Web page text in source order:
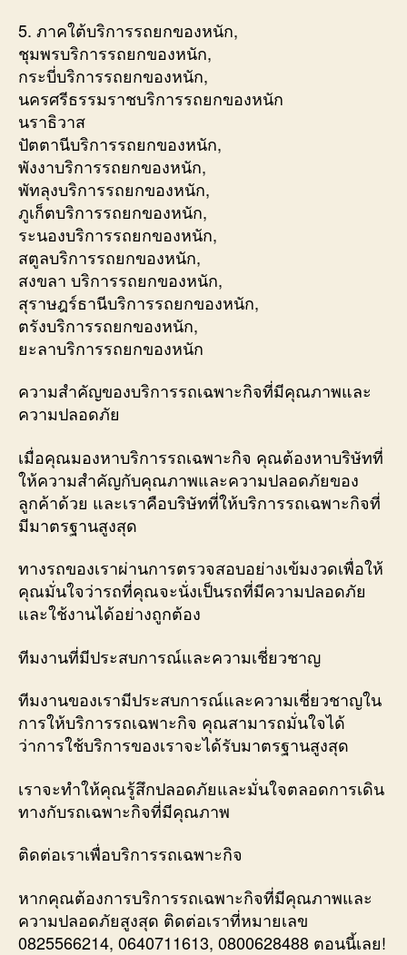
5. ภาคใต้บริการรถยกของหนัก,
ชุมพรบริการรถยกของหนัก,
กระบี่บริการรถยกของหนัก,
นครศรีธรรมราชบริการรถยกของหนัก
นราธิวาส
ปัตตานีบริการรถยกของหนัก,
พังงาบริการรถยกของหนัก,
พัทลุงบริการรถยกของหนัก,
ภูเก็ตบริการรถยกของหนัก,
ระนองบริการรถยกของหนัก,
สตูลบริการรถยกของหนัก,
สงขลา บริการรถยกของหนัก,
สุราษฎร์ธานีบริการรถยกของหนัก,
ตรังบริการรถยกของหนัก,
ยะลาบริการรถยกของหนัก
ความสำคัญของบริการรถเฉพาะกิจที่มีคุณภาพและ
ความปลอดภัย
เมื่อคุณมองหาบริการรถเฉพาะกิจ คุณต้องหาบริษัทที่
ให้ความสำคัญกับคุณภาพและความปลอดภัยของ
ลูกค้าด้วย และเราคือบริษัทที่ให้บริการรถเฉพาะกิจที่
มีมาตรฐานสูงสุด
ทางรถของเราผ่านการตรวจสอบอย่างเข้มงวดเพื่อให้
คุณมั่นใจว่ารถที่คุณจะนั่งเป็นรถที่มีความปลอดภัย
และใช้งานได้อย่างถูกต้อง
ทีมงานที่มีประสบการณ์และความเชี่ยวชาญ
ทีมงานของเรามีประสบการณ์และความเชี่ยวชาญใน
การให้บริการรถเฉพาะกิจ คุณสามารถมั่นใจได้
ว่าการใช้บริการของเราจะได้รับมาตรฐานสูงสุด
เราจะทำให้คุณรู้สึกปลอดภัยและมั่นใจตลอดการเดิน
ทางกับรถเฉพาะกิจที่มีคุณภาพ
ติดต่อเราเพื่อบริการรถเฉพาะกิจ
หากคุณต้องการบริการรถเฉพาะกิจที่มีคุณภาพและ
ความปลอดภัยสูงสุด ติดต่อเราที่หมายเลข
0825566214, 0640711613, 0800628488 ตอนนี้เลย!